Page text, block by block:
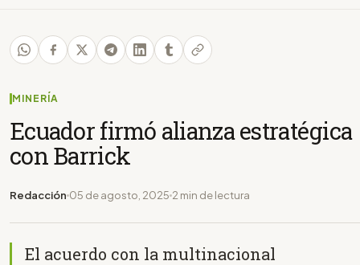
MINERÍA
Ecuador firmó alianza estratégica
con Barrick
Redacción 05 de agosto, 2025 2 min de lectura
El acuerdo con la multinacional